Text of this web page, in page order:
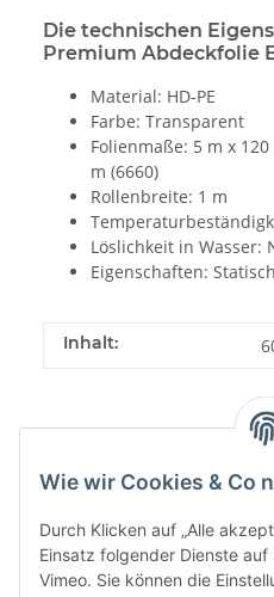
Die technischen
Premium Abdeckfolie
Material: HD-PE
Farbe: Transparent
Folienmaße: 5 m x
m (6660)
Rollenbreite: 1 m
Löslichkeit in Wasser:
Eigenschaften:
Inhalt:
PDF
Wie wir Cookies & Co
Durch Klicken auf „Alle
Einsatz folgender Dienste auf
Vimeo. Sie können die